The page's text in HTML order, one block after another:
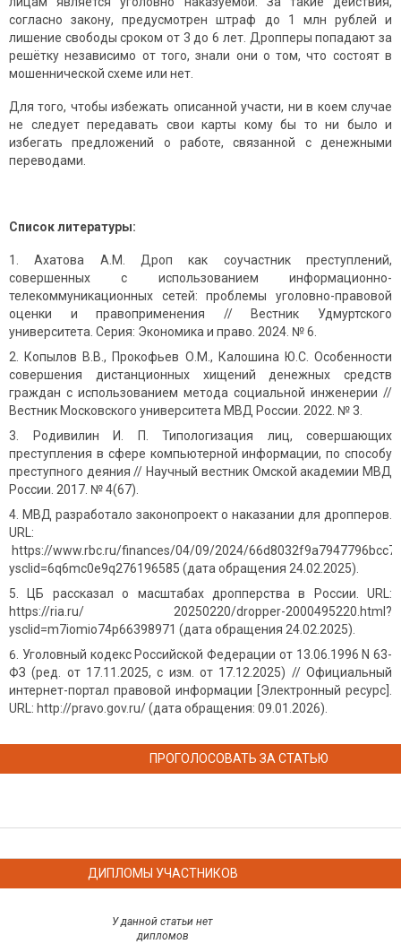
согласно закону, предусмотрен штраф до 1 млн рублей и
лишение свободы сроком от 3 до 6 лет. Дропперы попадают за
решётку независимо от того, знали они о том, что состоят в
мошеннической схеме или нет.
Для того, чтобы избежать описанной участи, ни в коем случае
не следует передавать свои карты кому бы то ни было и
избегать предложений о работе, связанной с денежными
переводами.
Список литературы:
Ахатова А.М. Дроп как соучастник преступлений,
совершенных с использованием информационно-
телекоммуникационных сетей: проблемы уголовно-правовой
оценки и правоприменения // Вестник Удмуртского
университета. Серия: Экономика и право. 2024. № 6.
Копылов В.В., Прокофьев О.М., Калошина Ю.С. Особенности
совершения дистанционных хищений денежных средств
граждан с использованием метода социальной инженерии //
Вестник Московского университета МВД России. 2022. № 3.
Родивилин И. П. Типологизация лиц, совершающих
преступления в сфере компьютерной информации, по способу
преступного деяния // Научный вестник Омской академии МВД
России. 2017. № 4(67).
МВД разработало законопроект о наказании для дропперов.
URL:
https://www.rbc.ru/finances/04/09/2024/
ysclid=6q6mc0e9q276196585 (дата обращения 24.02.2025).
ЦБ рассказал о масштабах дропперства в России. URL:
https://ria.ru/ 20250220/dropper-2000495220.html?
ysclid=m7iomio74p66398971 (дата обращения 24.02.2025).
Уголовный кодекс Российской Федерации от 13.06.1996 N 63-
ФЗ (ред. от 17.11.2025, с изм. от 17.12.2025) // Официальный
интернет-портал правовой информации [Электронный ресурс].
URL: http://pravo.gov.ru/ (дата обращения: 09.01.2026).
ПРОГОЛОСОВАТЬ ЗА СТАТЬЮ
ДИПЛОМЫ УЧАСТНИКОВ
У данной статьи нет
дипломов